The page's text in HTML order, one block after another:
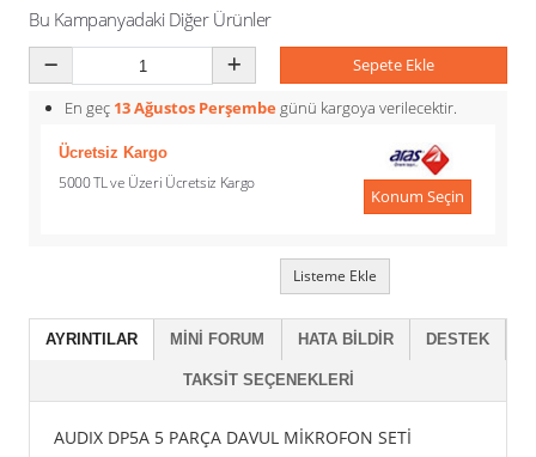
Bu Kampanyadaki Diğer Ürünler
Sepete Ekle
En geç 13 Ağustos Perşembegünü kargoya verilecektir.
Ücretsiz Kargo
5000 TL ve Üzeri Ücretsiz Kargo
Konum Seçin
Listeme Ekle
AYRINTILAR MINI FORUM HATA BILDIR DESTEK
TAKSIT SEÇENEKLERI
AUDIX DP5A 5 PARÇA DAVUL MİKROFON SETİ